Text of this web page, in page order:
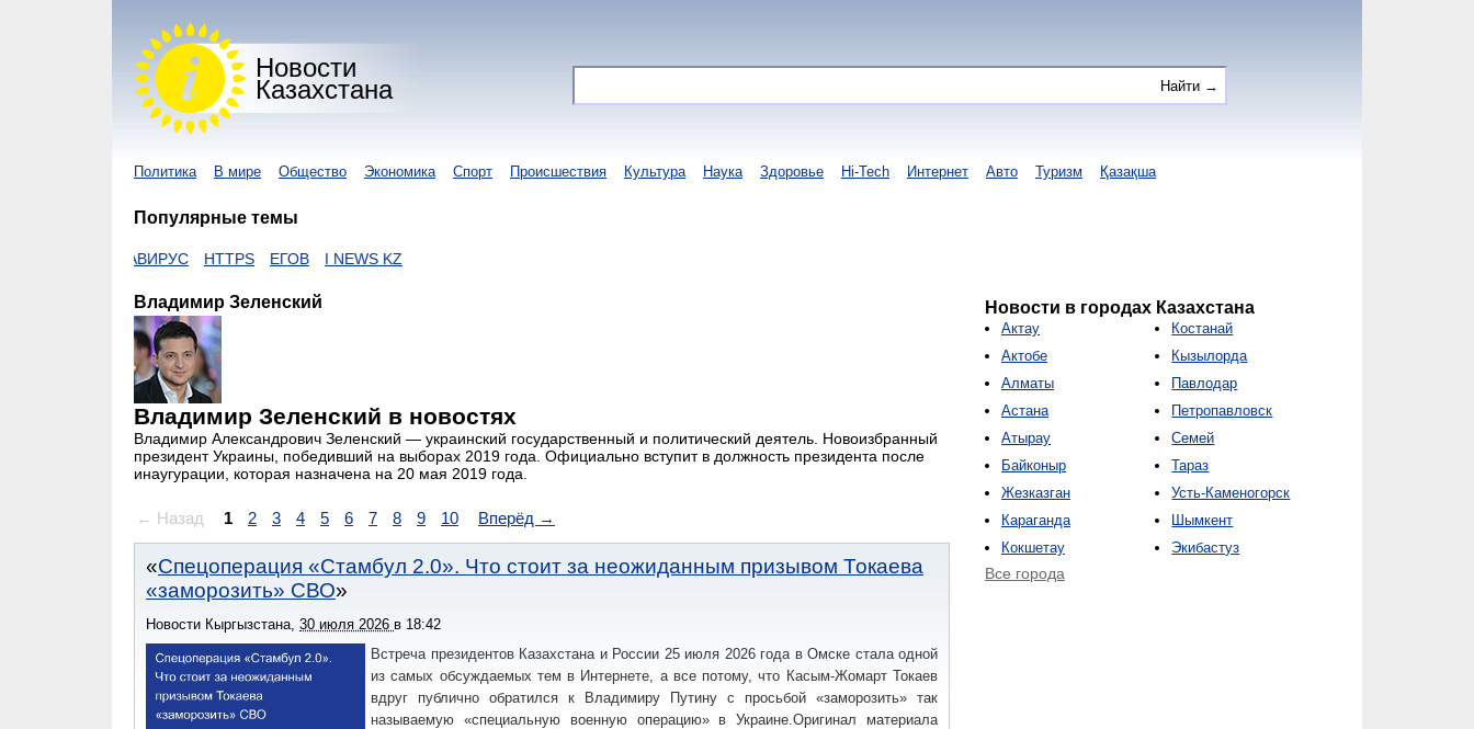
Новости
Казахстана
Политика В мире Общество Экономика Спорт Происшествия Культура Наука Здоровье Hi-Tech Интернет Авто Туризм Қазақша
Популярные темы
КОРОНАВИРУС HTTPS ЕГОВ I NEWS KZ
Владимир Зеленский
Владимир Зеленский в новостях
Владимир Александрович Зеленский — украинский государственный и политический деятель. Новоизбранный
президент Украины, победивший на выборах 2019 года. Официально вступит в должность президента после
инаугурации, которая назначена на 20 мая 2019 года.
← Назад 1 2 3 4 5 6 7 8 9 10 Вперёд →
Спецоперация «Стамбул 2.0». Что стоит за неожиданным призывом Токаева
«заморозить» СВО
Новости Кыргызстана, 30 июля 2026 в 18:42
Встреча президентов Казахстана и России 25 июля 2026 года в Омске стала одной
из самых обсуждаемых тем в Интернете, а все потому, что Касым-Жомарт Токаев
вдруг публично обратился к Владимиру Путину с просьбой «заморозить» так
называемую «специальную военную операцию» в Украине.Оригинал материала
Новости в городах Казахстана
Актау
Актобе
Алматы
Астана
Атырау
Байконыр
Жезказган
Караганда
Кокшетау
Костанай
Кызылорда
Павлодар
Петропавловск
Семей
Тараз
Усть-Каменогорск
Шымкент
Экибастуз
Все города